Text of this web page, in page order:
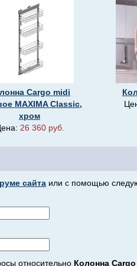
Cargo midi
MAXIMA Classic,
хром
26 360 руб.
сайта или с помощью
относительно Колонна